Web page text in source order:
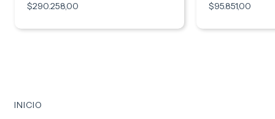
$290.258,00 $95.851,00
INICIO